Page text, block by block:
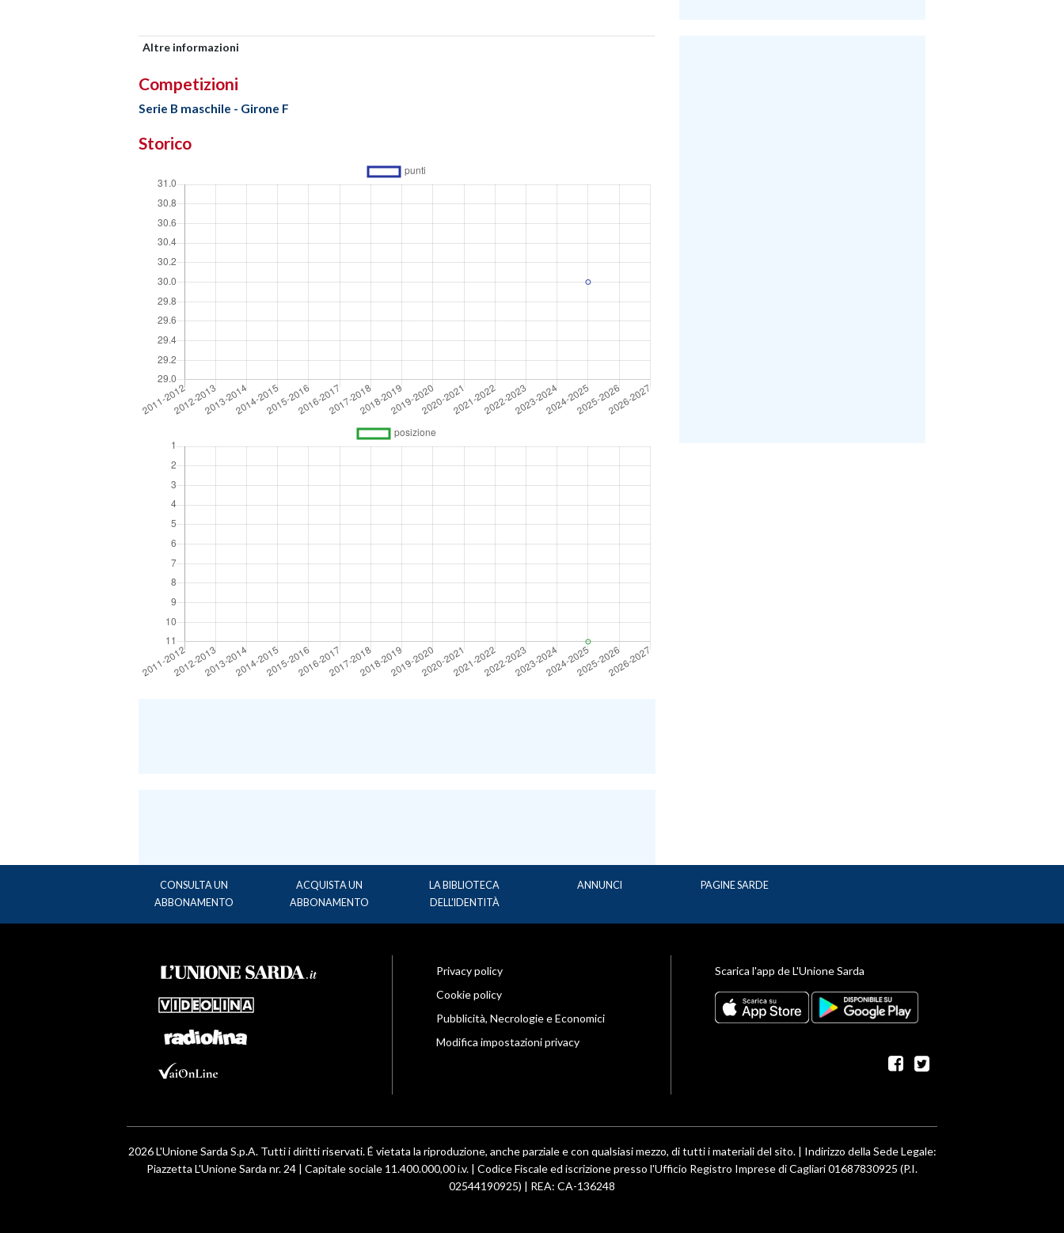
Altre informazioni
Competizioni
Serie B maschile - Girone F
Storico
CONSULTA UN
ABBONAMENTO
ACQUISTA UN
ABBONAMENTO
LA BIBLIOTECA
DELL'IDENTITÀ
ANNUNCI PAGINE SARDE
Privacy policy
Cookie policy
Pubblicità, Necrologie e Economici
Modifica impostazioni privacy
Scarica l'app de L'Unione Sarda
facebook
twitter
2026 L'Unione Sarda S.p.A. Tutti i diritti riservati. É vietata la riproduzione, anche parziale e con qualsiasi mezzo, di tutti i materiali del sito. | Indirizzo della Sede Legale:
Piazzetta L'Unione Sarda nr. 24 | Capitale sociale 11.400.000,00 i.v. | Codice Fiscale ed iscrizione presso l'Ufficio Registro Imprese di Cagliari 01687830925 (P.I.
02544190925) | REA: CA-136248